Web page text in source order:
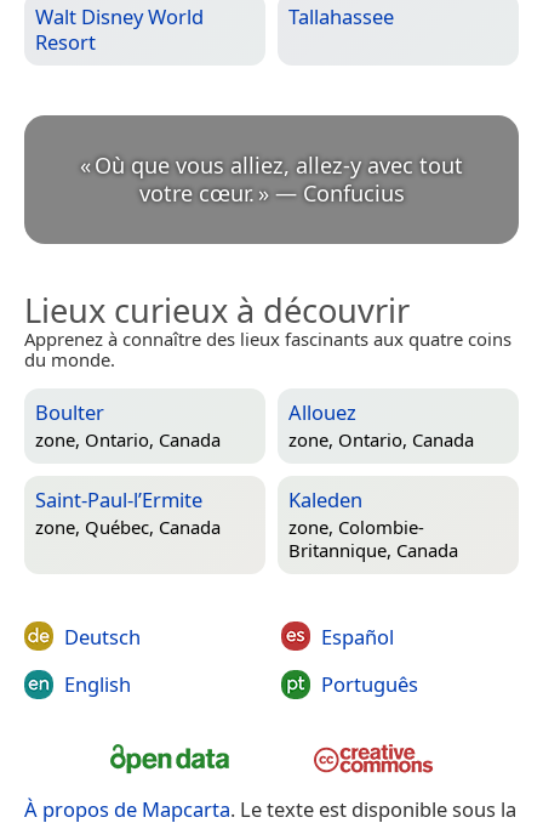
Walt Disney World
Resort
Tallahassee
«Où que vous alliez, allez-y avec tout
votre cœur. » — Confucius
Lieux curieux à découvrir
Apprenez à connaître des lieux fascinants aux quatre coins
du monde.
Boulter
zone, Ontario, Canada
Allouez
zone, Ontario, Canada
Saint-Paul-l’Ermite
zone, Québec, Canada
Kaleden
zone, Colombie-
Britannique, Canada
Deutsch
English
Español
Português
À propos de Mapcarta. Le texte est disponible sous la